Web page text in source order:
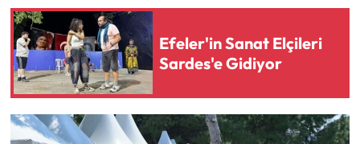
Efeler'in Sanat Elçileri
Sardes'e Gidiyor